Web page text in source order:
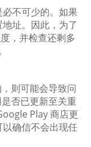
不可少的。如果
址。因此，为了
，并检查还剩多
则可能会导致问
否已更新至关重
Play 商店更
确信不会出现任